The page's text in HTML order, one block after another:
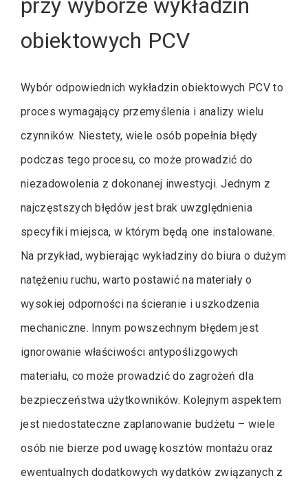
obiektowych PCV
Wybór odpowiednich wykładzin obiektowych PCV to
proces wymagający przemyślenia i analizy wielu
czynników. Niestety, wiele osób popełnia błędy
podczas tego procesu, co może prowadzić do
niezadowolenia z dokonanej inwestycji. Jednym z
najczęstszych błędów jest brak uwzględnienia
specyfiki miejsca, w którym będą one instalowane.
Na przykład, wybierając wykładziny do biura o dużym
natężeniu ruchu, warto postawić na materiały o
wysokiej odporności na ścieranie i uszkodzenia
mechaniczne. Innym powszechnym błędem jest
ignorowanie właściwości antypoślizgowych
materiału, co może prowadzić do zagrożeń dla
bezpieczeństwa użytkowników. Kolejnym aspektem
jest niedostateczne zaplanowanie budżetu – wiele
osób nie bierze pod uwagę kosztów montażu oraz
ewentualnych dodatkowych wydatków związanych z